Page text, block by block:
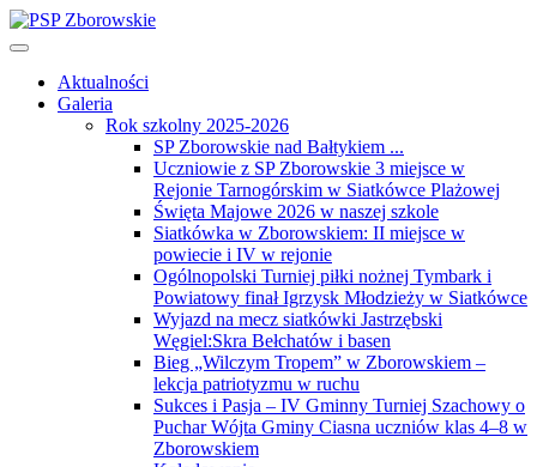
Aktualności
Galeria
Rok szkolny 2025-2026
SP Zborowskie nad Bałtykiem ...
Uczniowie z SP Zborowskie 3 miejsce w
Rejonie Tarnogórskim w Siatkówce Plażowej
Święta Majowe 2026 w naszej szkole
Siatkówka w Zborowskiem: II miejsce w
powiecie i IV w rejonie
Ogólnopolski Turniej piłki nożnej Tymbark i
Powiatowy finał Igrzysk Młodzieży w Siatkówce
Wyjazd na mecz siatkówki Jastrzębski
Węgiel:Skra Bełchatów i basen
Bieg „Wilczym Tropem” w Zborowskiem –
lekcja patriotyzmu w ruchu
Sukces i Pasja – IV Gminny Turniej Szachowy o
Puchar Wójta Gminy Ciasna uczniów klas 4–8 w
Zborowskiem